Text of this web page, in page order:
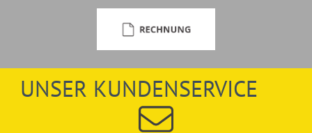
UNSER KUNDENSERVICE